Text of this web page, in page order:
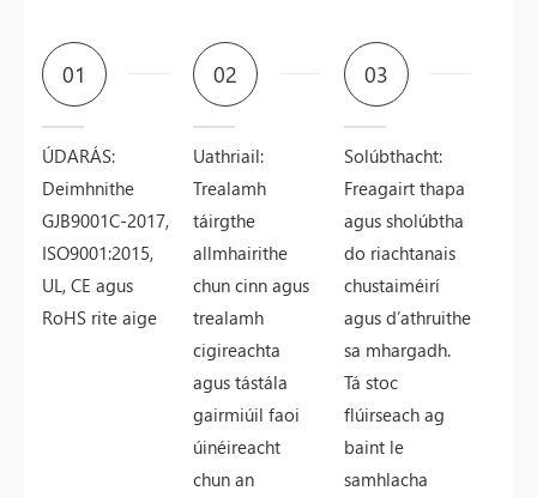
01
ÚDARÁS:
Deimhnithe
GJB9001C-2017,
ISO9001:2015,
UL, CE agus
RoHS rite aige
02
Uathriail:
Trealamh
táirgthe
allmhairithe
chun cinn agus
trealamh
cigireachta
agus tástála
gairmiúil faoi
úinéireacht
chun an
03
Solúbthacht:
Freagairt thapa
agus sholúbtha
do riachtanais
chustaiméirí
agus d’athruithe
sa mhargadh.
Tá stoc
flúirseach ag
baint le
samhlacha